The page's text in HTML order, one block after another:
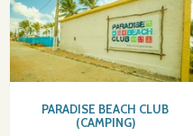
PARADISE BEACH CLUB
(CAMPING)